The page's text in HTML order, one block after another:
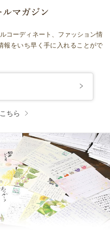
コーディネート、ファッション情
報をいち早く手に入れることがで
ちら